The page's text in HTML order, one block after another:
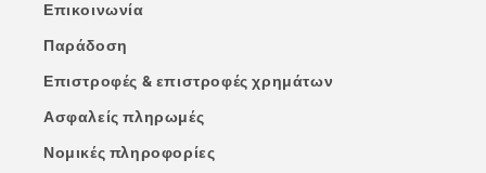
Επικοινωνία
Παράδοση
Επιστροφές & επιστροφές χρημάτων
Ασφαλείς πληρωμές
Νομικές πληροφορίες